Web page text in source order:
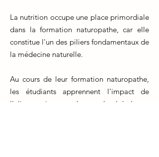
La nutrition occupe une place primordiale
dans la formation naturopathe, car elle
constitue l'un des piliers fondamentaux de
la médecine naturelle.
Au cours de leur formation naturopathe,
les étudiants apprennent l'impact de
l'alimentation sur la santé globale et